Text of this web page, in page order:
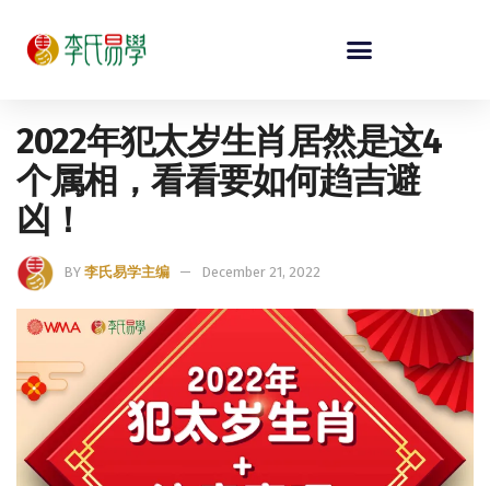
2022年犯太岁生肖居然是这4
个属相，看看要如何趋吉避
凶！
BY 李氏易学主编 December 21, 2022